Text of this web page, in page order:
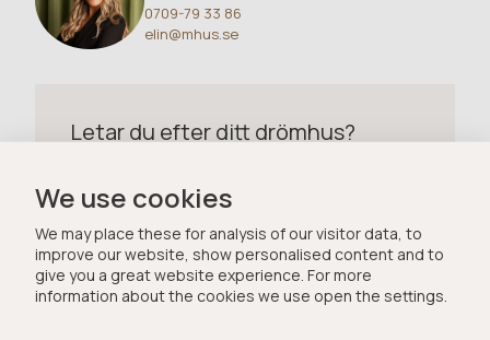
0709-79 33 86
elin@mhus.se
Letar du efter ditt drömhus?
spekulantregister, så kan vi matcha ihop
era önskemål med säljare som finns i vårt
register. Alla hus kommer nämligen inte ut
på öppna marknaden. En del hus säljs innan
de hinner publiceras på Hemnet.
We use cookies
We may place these for analysis of our visitor data, to
improve our website, show personalised content and to
give you a great website experience. For more
information about the cookies we use open the settings.